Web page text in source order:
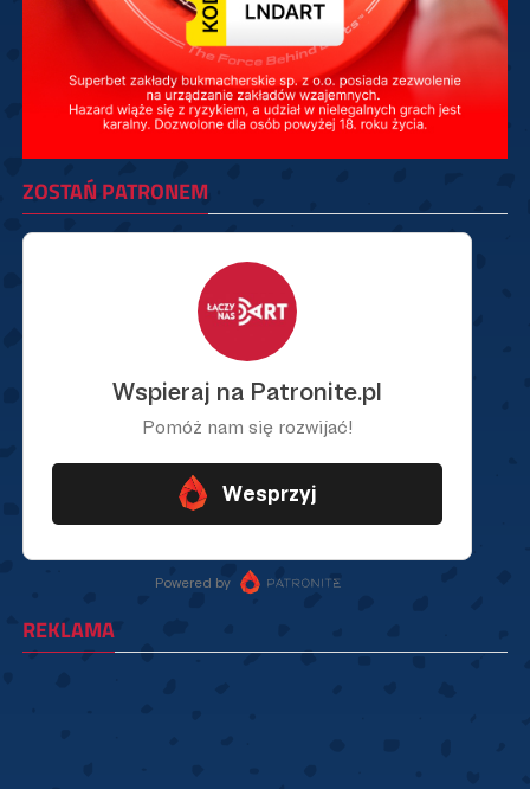
ZOSTAŃ PATRONEM
REKLAMA